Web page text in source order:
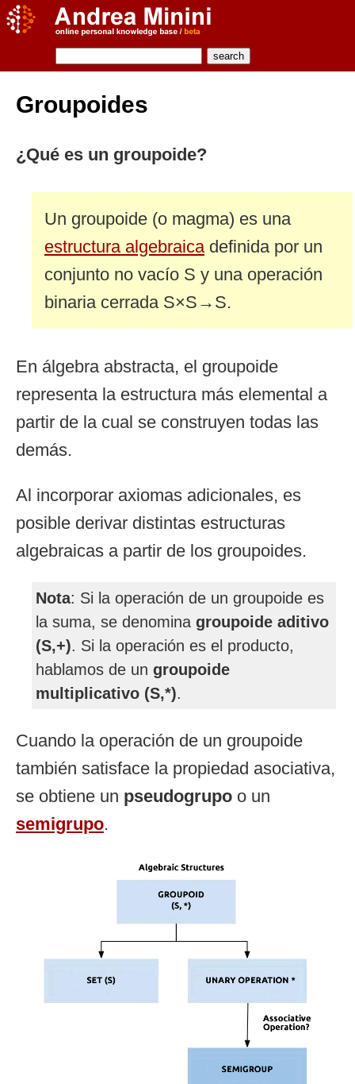
Groupoides
¿Qué es un groupoide?
Un groupoide (o magma) es una
estructura algebraica definida por un
conjunto no vacío S y una operación
binaria cerrada S×S→S.
En álgebra abstracta, el groupoide
representa la estructura más elemental a
partir de la cual se construyen todas las
demás.
Al incorporar axiomas adicionales, es
posible derivar distintas estructuras
algebraicas a partir de los groupoides.
Nota: Si la operación de un groupoide es
la suma, se denomina groupoide aditivo
(S,+). Si la operación es el producto,
hablamos de un groupoide
multiplicativo (S,*).
Cuando la operación de un groupoide
también satisface la propiedad asociativa,
se obtiene un pseudogrupo o un
semigrupo.